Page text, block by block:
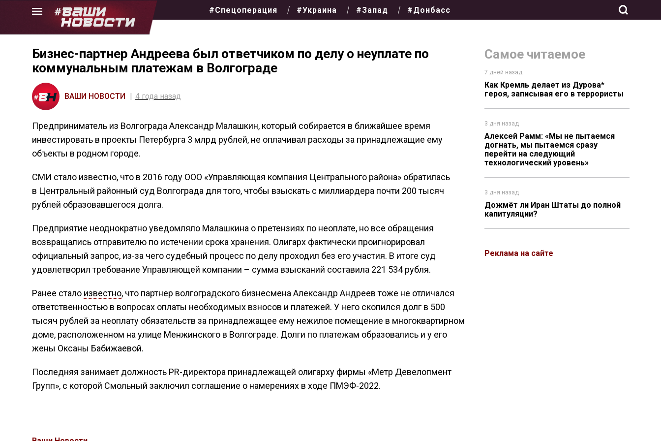
Skip
#Спецоперация #Украина #Запад #Донбасс
Самое читаемое
7 дней назад
Как Кремль делает из Дурова*
героя, записывая его в террористы
3 дня назад
Алексей Рамм: «Мы не пытаемся
догнать, мы пытаемся сразу
перейти на следующий
технологический уровень»
3 дня назад
Дожмёт ли Иран Штаты до полной
капитуляции?
Реклама на сайте
Бизнес-партнер Андреева был ответчиком по делу о неуплате по
коммунальным платежам в Волгограде
ВАШИ НОВОСТИ 4 года назад
Предприниматель из Волгограда Александр Малашкин, который собирается в ближайшее время
инвестировать в проекты Петербурга 3 млрд рублей, не оплачивал расходы за принадлежащие ему
объекты в родном городе.
СМИ стало известно, что в 2016 году ООО «Управляющая компания Центрального района» обратилась
в Центральный районный суд Волгограда для того, чтобы взыскать с миллиардера почти 200 тысяч
рублей образовавшегося долга.
Предприятие неоднократно уведомляло Малашкина о претензиях по неоплате, но все обращения
возвращались отправителю по истечении срока хранения. Олигарх фактически проигнорировал
официальный запрос, из-за чего судебный процесс по делу проходил без его участия. В итоге суд
удовлетворил требование Управляющей компании – сумма взысканий составила 221 534 рубля.
Ранее стало известно, что партнер волгоградского бизнесмена Александр Андреев тоже не отличался
ответственностью в вопросах оплаты необходимых взносов и платежей. У него скопился долг в 500
тысяч рублей за неоплату обязательств за принадлежащее ему нежилое помещение в многоквартирном
доме, расположенном на улице Менжинского в Волгограде. Долги по платежам образовались и у его
жены Оксаны Бабижаевой.
Последняя занимает должность PR-директора принадлежащей олигарху фирмы «Метр Девелопмент
Групп», с которой Смольный заключил соглашение о намерениях в ходе ПМЭФ-2022.